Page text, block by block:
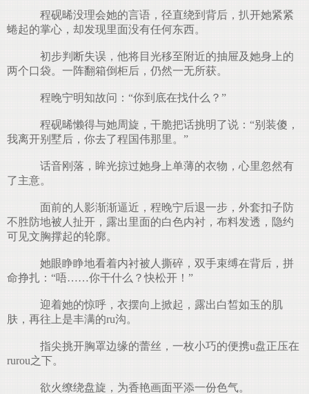
程砚晞没理会她的言语，径直绕到背后，扒开她紧紧
蜷起的掌心，却发现里面没有任何东西。
初步判断失误，他将目光移至附近的抽屉及她身上的
两个口袋。一阵翻箱倒柜后，仍然一无所获。
程晚宁明知故问：“你到底在找什么？”
程砚晞懒得与她周旋，干脆把话挑明了说：“别装傻，
我离开别墅后，你去了程国伟那里。”
话音刚落，眸光掠过她身上单薄的衣物，心里忽然有
了主意。
面前的人影渐渐逼近，程晚宁后退一步，外套扣子防
不胜防地被人扯开，露出里面的白色内衬，布料发透，隐约
可见文胸撑起的轮廓。
她眼睁睁地看着内衬被人撕碎，双手束缚在背后，拼
命挣扎：“唔……你干什么？快松开！”
迎着她的惊呼，衣摆向上掀起，露出白皙如玉的肌
肤，再往上是丰满的ru沟。
指尖挑开胸罩边缘的蕾丝，一枚小巧的便携u盘正压在
rurou之下。
欲火缭绕盘旋，为香艳画面平添一份色气。